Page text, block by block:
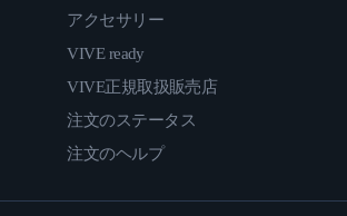
アクセサリー
VIVE ready
VIVE正規取扱販売店
注文のステータス
注文のヘルプ